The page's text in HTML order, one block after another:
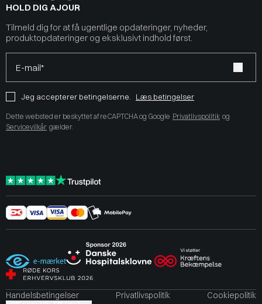
HOLD DIG AJOUR
Tilmeld dig for at få ugentlige opdateringer, nyheder,
produktopdateringer og eksklusivt indhold først.
E-mail*
Jeg accepterer betingelserne. Læs betingelser
Dette websted er beskyttet af reCAPTCHA og Google Privatlivspolitik og
Servicevilkår gælder.
Handelsbetingelser Privatlivspolitik
Cookiepolitik